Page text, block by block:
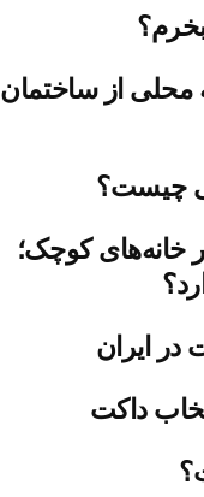
محلی از ساختمان
چیست؟
خانه‌های کوچک؛
در ایران
داکت